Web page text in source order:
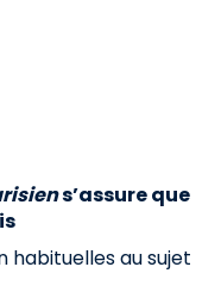
s’assure que
habituelles au sujet